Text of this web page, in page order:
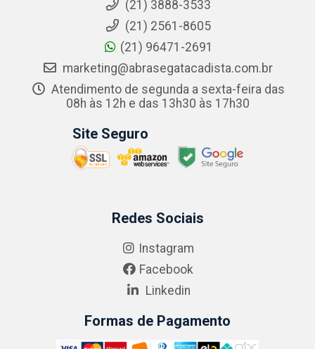
(21) 3888-3533
(21) 2561-8605
(21) 96471-2691
marketing@abrasegatacadista.com.br
Atendimento de segunda a sexta-feira das
08h às 12h e das 13h30 às 17h30
Site Seguro
Redes Sociais
Instagram
Facebook
Linkedin
Formas de Pagamento